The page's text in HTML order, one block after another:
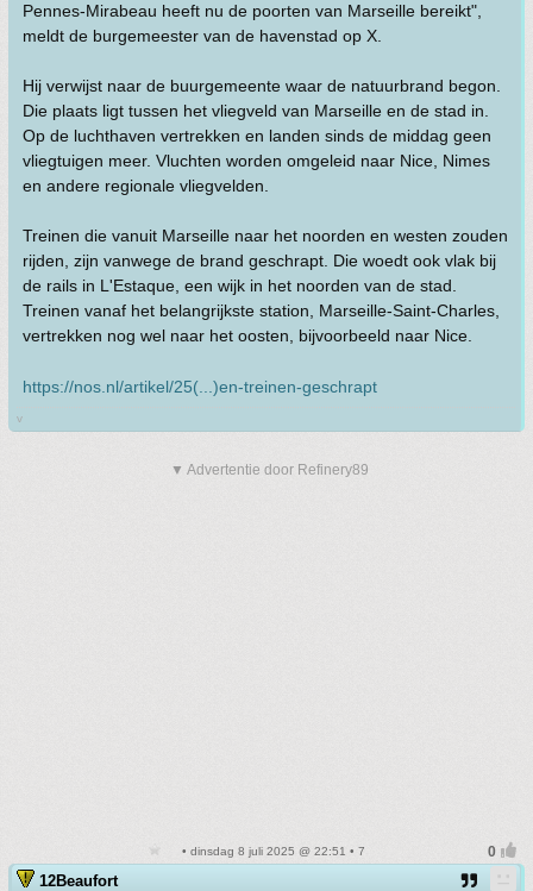
Pennes-Mirabeau heeft nu de poorten van Marseille bereikt",
meldt de burgemeester van de havenstad op X.
Hij verwijst naar de buurgemeente waar de natuurbrand begon.
Die plaats ligt tussen het vliegveld van Marseille en de stad in.
Op de luchthaven vertrekken en landen sinds de middag geen
vliegtuigen meer. Vluchten worden omgeleid naar Nice, Nimes
en andere regionale vliegvelden.
Treinen die vanuit Marseille naar het noorden en westen zouden
rijden, zijn vanwege de brand geschrapt. Die woedt ook vlak bij
de rails in L'Estaque, een wijk in het noorden van de stad.
Treinen vanaf het belangrijkste station, Marseille-Saint-Charles,
vertrekken nog wel naar het oosten, bijvoorbeeld naar Nice.
https://nos.nl/artikel/25(...)en-treinen-geschrapt
v
▼ Advertentie door Refinery89
• dinsdag 8 juli 2025 @ 22:51 • 7
12Beaufort